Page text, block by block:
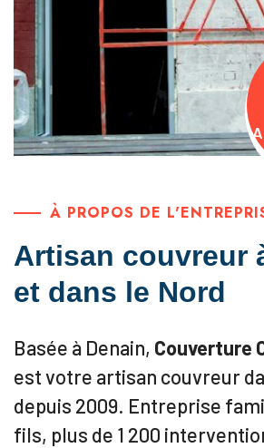
À PROPOS DE
Artisan couvreur
et dans le Nord
Basée à Denain, Couverture
est votre artisan couvreur
depuis 2009. Entreprise
fils, plus de 1 200